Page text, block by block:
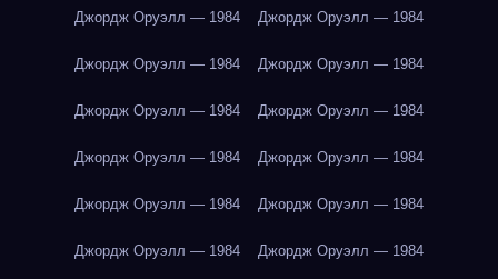
Джордж Оруэлл — 1984 Джордж Оруэлл — 1984
Джордж Оруэлл — 1984 Джордж Оруэлл — 1984
Джордж Оруэлл — 1984 Джордж Оруэлл — 1984
Джордж Оруэлл — 1984 Джордж Оруэлл — 1984
Джордж Оруэлл — 1984 Джордж Оруэлл — 1984
Джордж Оруэлл — 1984 Джордж Оруэлл — 1984